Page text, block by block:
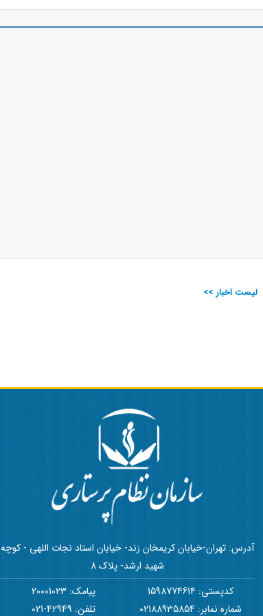
لیست اخبار >>
آدرس: تهران-خیابان کریمخان زند- خیابان استاد نجات اللهی - کوچه
شهید ارشد- پلاک 8
کدپستی: 1598774614
پیامک: 20001023
شماره نمابر: 02188935854
تلفن: 42949-021